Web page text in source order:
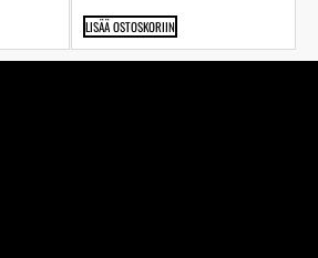
LISÄÄ OSTOSKORIIN